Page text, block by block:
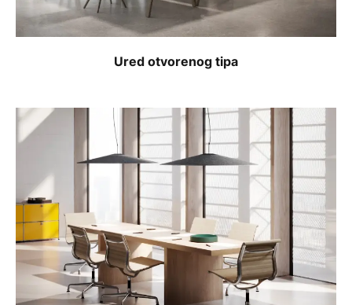
Ured otvorenog tipa